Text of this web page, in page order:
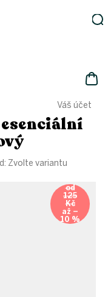
Váš účet
Zvolte variantu
od
125
Kč
až –
10 %